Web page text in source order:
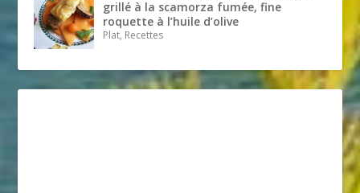
grillé à la scamorza fumée, fine
roquette à l’huile d’olive
Plat, Recettes